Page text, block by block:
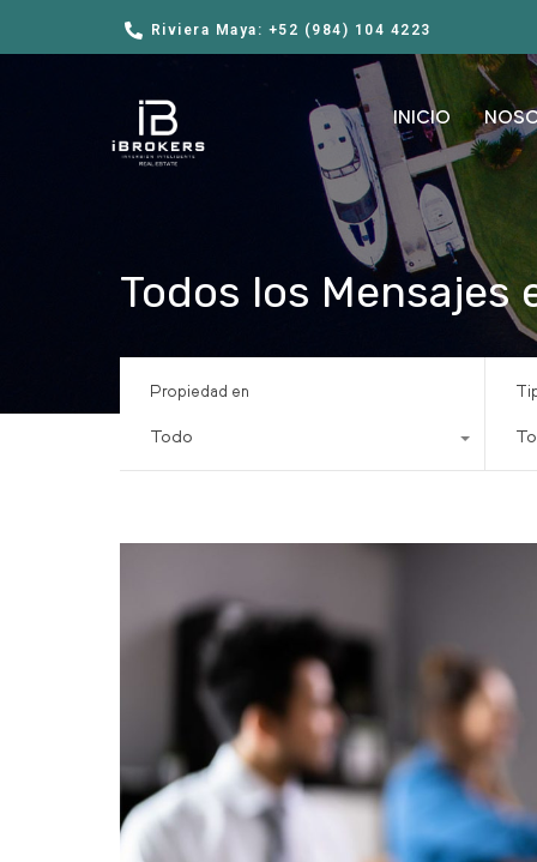
Riviera Maya: +52 (984) 104 4223
INICIO
Todos los Mensajes
Propiedad en
Todo